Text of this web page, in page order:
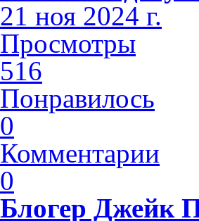
21 ноя 2024 г.
Просмотры
516
Понравилось
0
Комментарии
0
Блогер Джейк